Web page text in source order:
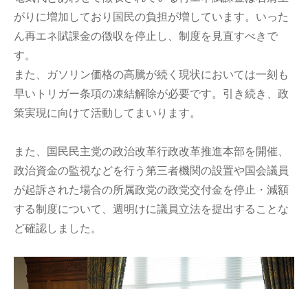
がりに増加しており国民の負担が増しています。いった
ん再エネ賦課金の徴収を停止し、制度を見直すべきで
す。
また、ガソリン価格の高騰が続く現状においては一刻も
早いトリガー条項の凍結解除が必要です。引き続き、政
策実現に向けて活動してまいります。
また、国民民主党の政治改革行政改革推進本部を開催、
政治資金の監視などを行う第三者機関の設置や国会議員
が起訴された場合の所属政党の政党交付金を停止・減額
する制度について、週明けに議員立法を提出することな
ど確認しました。